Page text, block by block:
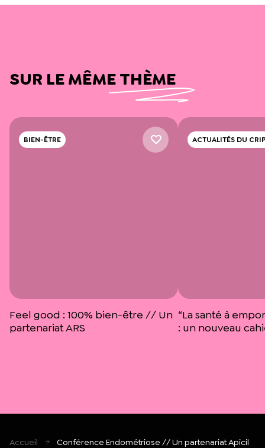
SUR LE MÊME THÈME
BIEN-ÊTRE
Feel good : 100% bien-être // Un
partenariat ARS
ACTUALITÉS DU
“La santé à
: un nouveau
Accueil Conférence Endométriose // Un partenariat Apicil